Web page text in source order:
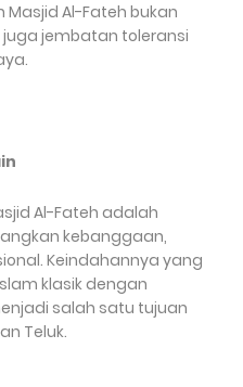
Al-Fateh bukan
jembatan toleransi
Al-Fateh adalah
kebanggaan,
Keindahannya yang
klasik dengan
salah satu tujuan
Teluk.